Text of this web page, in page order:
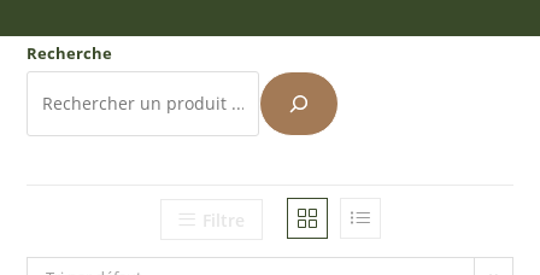
Recherche
Filtre